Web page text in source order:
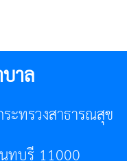
าล
ะทรวงสาธารณสุข